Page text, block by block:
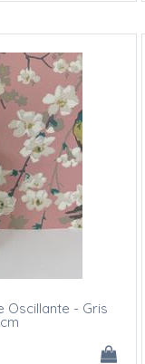
Oscillante - Gris